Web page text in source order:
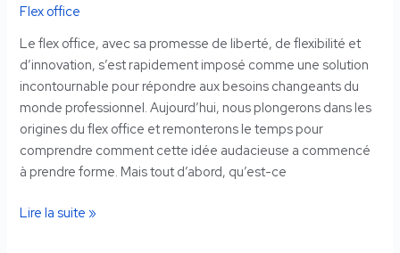
Flex office
Le flex office, avec sa promesse de liberté, de flexibilité et
d’innovation, s’est rapidement imposé comme une solution
incontournable pour répondre aux besoins changeants du
monde professionnel. Aujourd’hui, nous plongerons dans les
origines du flex office et remonterons le temps pour
comprendre comment cette idée audacieuse a commencé
à prendre forme. Mais tout d’abord, qu’est-ce
du
travail
Lire la suite »